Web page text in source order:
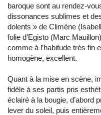
baroque sont au rendez-
dissonances sublimes et
dolents » de Climène
folie d’Egisto (Marc
comme à l’habitude très fin
homogène, excellent.
Quant à la mise en scène,
fidèle à ses partis pris
éclairé à la bougie, d’abord
lever du soleil, puis